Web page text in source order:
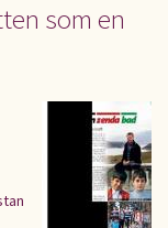
som en